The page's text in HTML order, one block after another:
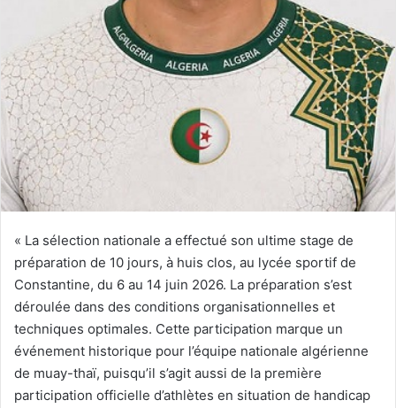
« La sélection nationale a effectué son ultime stage de
préparation de 10 jours, à huis clos, au lycée sportif de
Constantine, du 6 au 14 juin 2026. La préparation s’est
déroulée dans des conditions organisationnelles et
techniques optimales. Cette participation marque un
événement historique pour l’équipe nationale algérienne
de muay-thaï, puisqu’il s’agit aussi de la première
participation officielle d’athlètes en situation de handicap